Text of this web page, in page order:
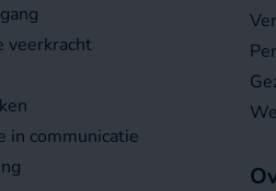
veerkracht
in communicatie